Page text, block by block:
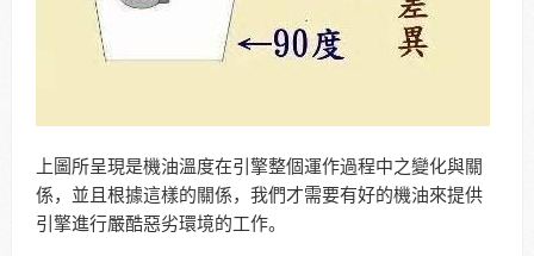
上圖所呈現是機油溫度在引擎整個運作過程中之變化與關
係，並且根據這樣的關係，我們才需要有好的機油來提供
引擎進行嚴酷惡劣環境的工作。